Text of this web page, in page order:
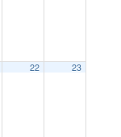
22 23